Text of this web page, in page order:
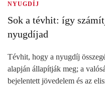
NYUGDÍJ
Sok a tévhit: így
nyugdíjad
Tévhit, hogy a nyugdíj
alapján állapítják meg; a
bejelentett jövedelem és az